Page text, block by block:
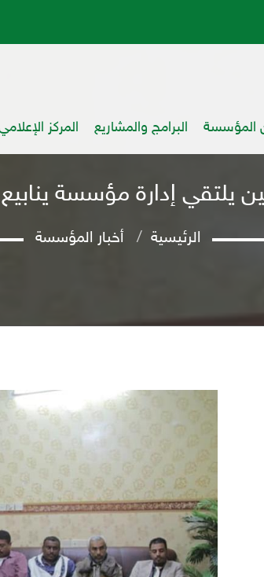
المؤسسة البرامج والمشاريع المركز
يلتقي إدارة مؤسسة ينابيع
الرئيسية أخبار المؤسسة